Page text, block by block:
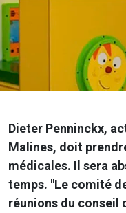
Dieter Penninckx,
Malines, doit
médicales. Il sera
temps. "Le comité
réunions du conseil